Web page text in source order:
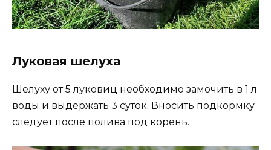
Луковая шелуха
Шелуху от 5 луковиц необходимо замочить в 1 л
воды и выдержать 3 суток. Вносить подкормку
следует после полива под корень.